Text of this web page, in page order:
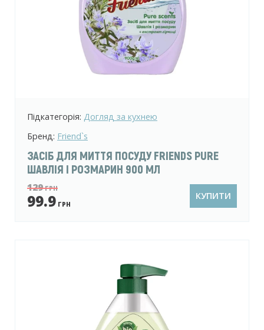
Підкатегорія: Догляд за кухнею
Бренд: Friend`s
ЗАСІБ ДЛЯ МИТТЯ ПОСУДУ FRIENDS PURE
ШАВЛІЯ І РОЗМАРИН 900 МЛ
129ГРН
99.9 ГРН
КУПИТИ